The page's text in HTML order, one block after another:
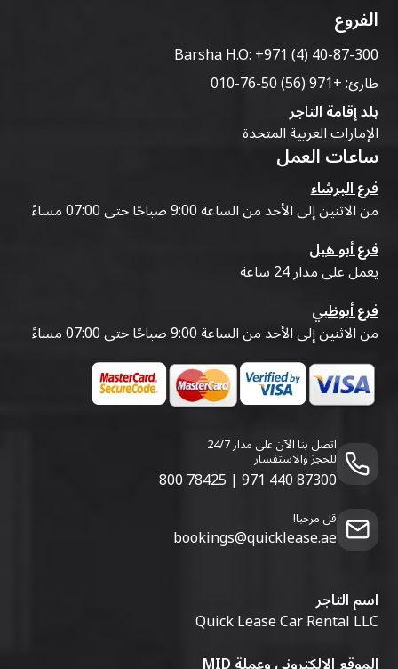
الفروع
Barsha H.O:+971 (4) 40-87-300
طارئ:+971 (56) 50-76-010
بلد إقامة التاجر
الإمارات العربية المتحدة
ساعات العمل
فرع البرشاء
من الاثنين إلى الأحد من الساعة 9:00 صباحًا حتى 07:00 مساءً
فرع أبو هيل
يعمل على مدار 24 ساعة
فرع أبوظبي
من الاثنين إلى الأحد من الساعة 9:00 صباحًا حتى 07:00 مساءً
اتصل بنا الآن على مدار 24/7
للحجز والاستفسار
800 78425 | 971 440 87300
قل مرحبا!
bookings@quicklease.ae
اسم التاجر
Quick Lease Car Rental LLC